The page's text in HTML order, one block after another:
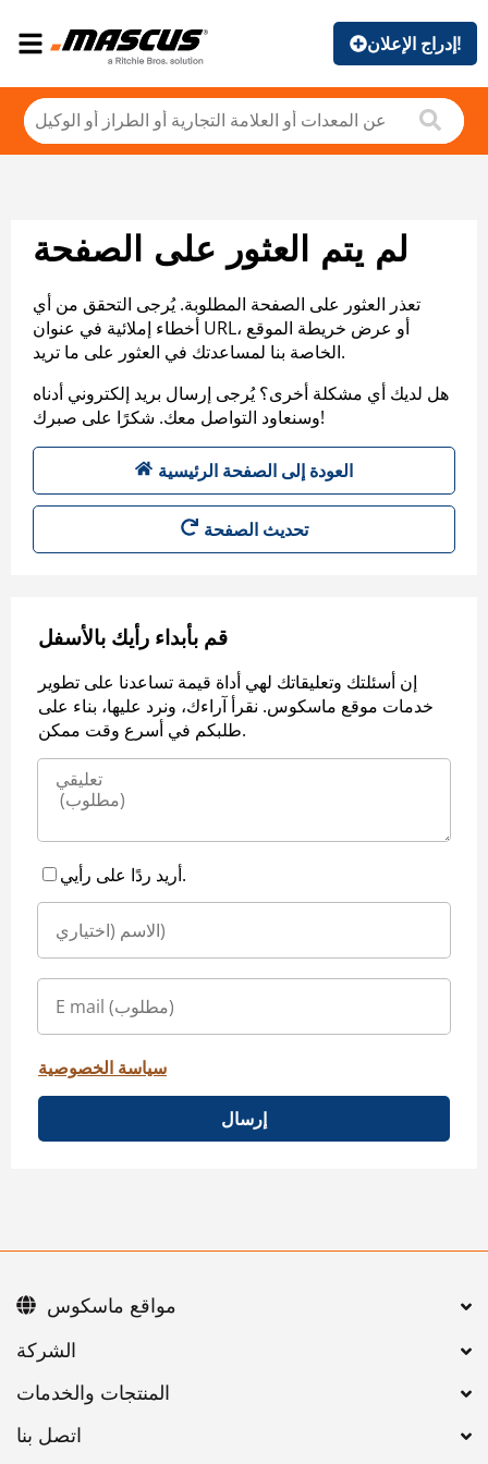
إدراج الإعلان!
لم يتم العثور على الصفحة
تعذر العثور على الصفحة المطلوبة. يُرجى التحقق من أي
أخطاء إملائية في عنوان URL، أو عرض خريطة الموقع
الخاصة بنا لمساعدتك في العثور على ما تريد.
هل لديك أي مشكلة أخرى؟ يُرجى إرسال بريد إلكتروني أدناه
وسنعاود التواصل معك. شكرًا على صبرك!
العودة إلى الصفحة الرئيسية
تحديث الصفحة
قم بأبداء رأيك بالأسفل
إن أسئلتك وتعليقاتك لهي أداة قيمة تساعدنا على تطوير
خدمات موقع ماسكوس. نقرأ آراءك، ونرد عليها، بناء على
طلبكم في أسرع وقت ممكن.
أريد ردًا على رأيي.
سياسة الخصوصية
إرسال
اتصل بنا
مواقع ماسكوس